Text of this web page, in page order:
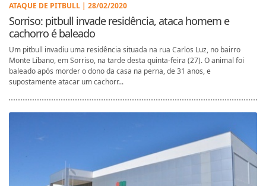
ATAQUE DE PITBULL | 28/02/2020
Sorriso: pitbull invade residência, ataca homem e
cachorro é baleado
Um pitbull invadiu uma residência situada na rua Carlos Luz, no bairro
Monte Líbano, em Sorriso, na tarde desta quinta-feira (27). O animal foi
baleado após morder o dono da casa na perna, de 31 anos, e
supostamente atacar um cachorr...